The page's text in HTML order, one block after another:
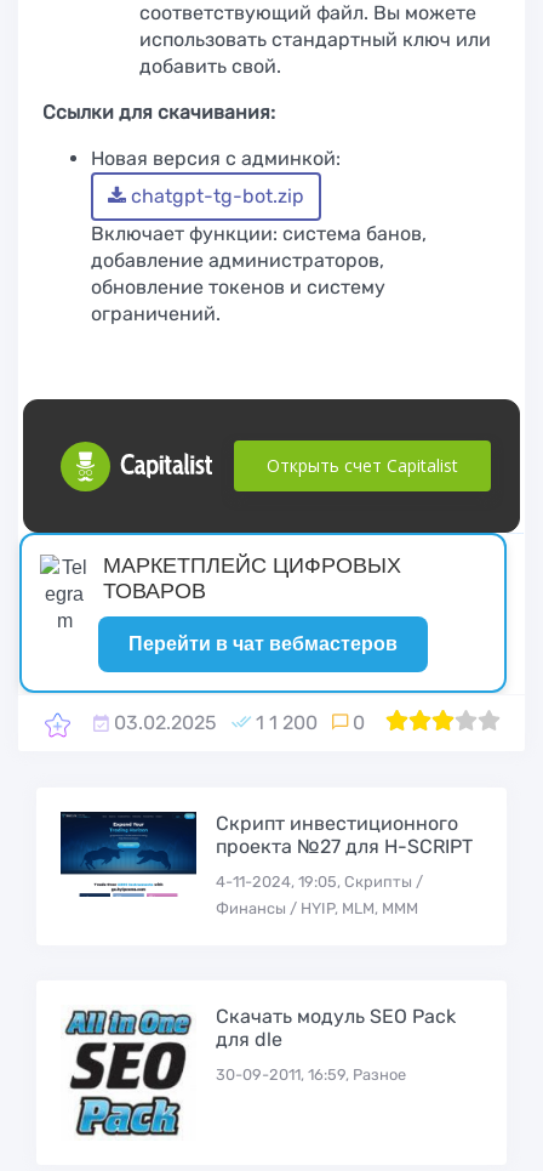
соответствующий файл. Вы можете
использовать стандартный ключ или
добавить свой.
Ссылки для скачивания:
Новая версия с админкой:
chatgpt-tg-bot.zip
Включает функции: система банов,
добавление администраторов,
обновление токенов и систему
ограничений.
Открыть счет Capitalist
МАРКЕТПЛЕЙС ЦИФРОВЫХ
ТОВАРОВ
Перейти в чат вебмастеров
03.02.2025 1 1 200 0 60
1 2 3 4 5
Скрипт инвестиционного
проекта №27 для H-SCRIPT
4-11-2024, 19:05, Скрипты /
Финансы / HYIP, MLM, МММ
Скачать модуль SEO Pack
для dle
30-09-2011, 16:59, Разное